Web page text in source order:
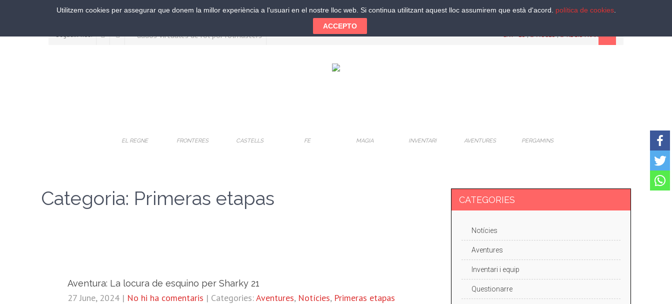
Segueix-nos: CAT-ES| ACCES| REGISTRAR
EL REGNE FRONTERES CASTELLS FE MAGIA INVENTARI AVENTURES PERGAMINS
Categoria: Primeras etapas
Aventura: La locura de esquino per Sharky 21
27 June, 2024 | No hi ha comentaris | Categories:Aventures, Notícies, Primeras etapas
CATEGORIES
Notícies
Aventures
Inventari i equip
Questionarre
Utilitzem cookies per assegurar que donem la millor experiència a l'usuari en el nostre lloc web. Si continua utilitzant aquest lloc assumirem que està d'acord. política de cookies.
ACCEPTO